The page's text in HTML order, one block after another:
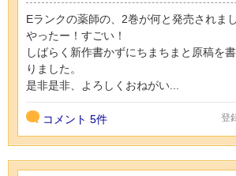
Eランクの薬師の、2巻が何と発売されま
やったー！すごい！
しばらく新作書かずにちまちまと原稿を
りました。
是非是非、よろしくおねがい...
コメント 5件 登